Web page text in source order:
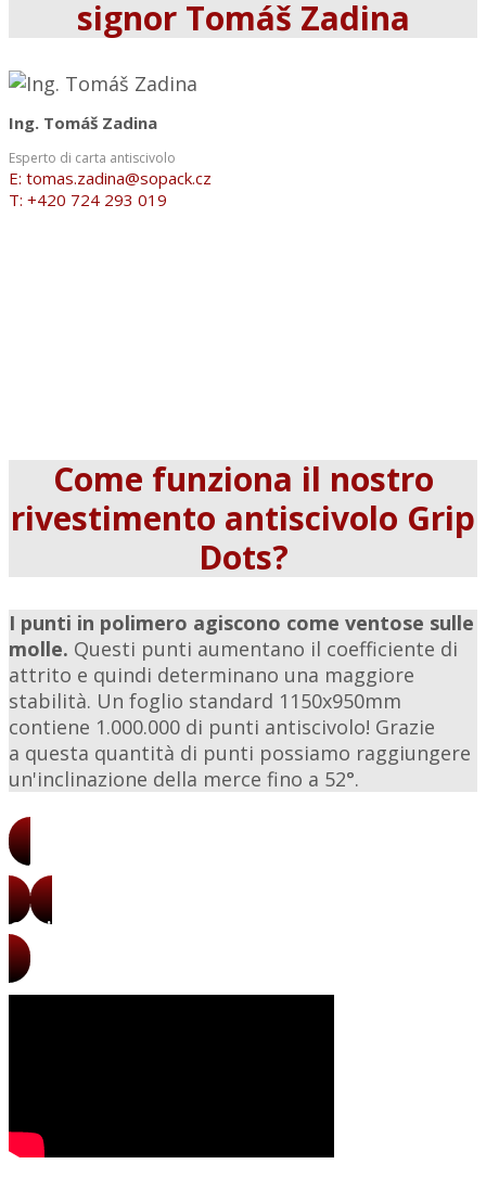
signor Tomáš Zadina
Ing. Tomáš Zadina
Esperto di carta antiscivolo
E: tomas.zadina@sopack.cz
T: +420 724 293 019
Come funziona il nostro
rivestimento antiscivolo Grip
Dots?
I punti in polimero agiscono come ventose sulle
molle. Questi punti aumentano il coefficiente di
attrito e quindi determinano una maggiore
stabilità. Un foglio standard 1150x950mm
contiene 1.000.000 di punti antiscivolo! Grazie
a questa quantità di punti possiamo raggiungere
un'inclinazione della merce fino a 52°.
Ottieni i nostri prezzi
Ottieni i nostri campioni